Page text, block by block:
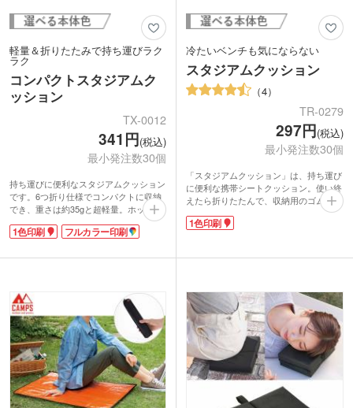
軽量＆折りたたみで持ち運びラク
ラク
コンパクトスタジアムク
ッション
TX-0012
341円(税込)
最小発注数30個
持ち運びに便利なスタジアムクッション
です。6つ折り仕様でコンパクトに収納
でき、重さは約35gと超軽量。ホック付
きのストラップが付いていて、バッグな
どに引っ掛けて持ち運び可能です。裏は
立ちにくいのも嬉しいポイント。スポー
座面に1色かフルカラー印刷が可能。イ
ベント名やチーム名を印刷して、花火大
会やスポーツ観戦グッズにおすすめで
す。
1色印刷 フルカラー印刷
冷たいベンチも気にならない
スタジアムクッション
4
TR-0279
297円(税込)
最小発注数30個
「スタジアムクッション」は、持ち運び
に便利な携帯シートクッション。使い終
えたら折りたたんで、収納用のゴムバン
ドでコンパクトサイズに。レジャーバッ
グにすっきり収まります。アウトドアや
1色印刷